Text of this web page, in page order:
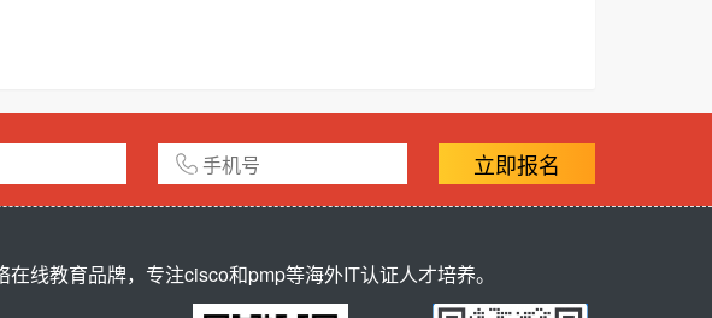
立即报名
线教育品牌，专注cisco和pmp等海外IT认证人才培养。